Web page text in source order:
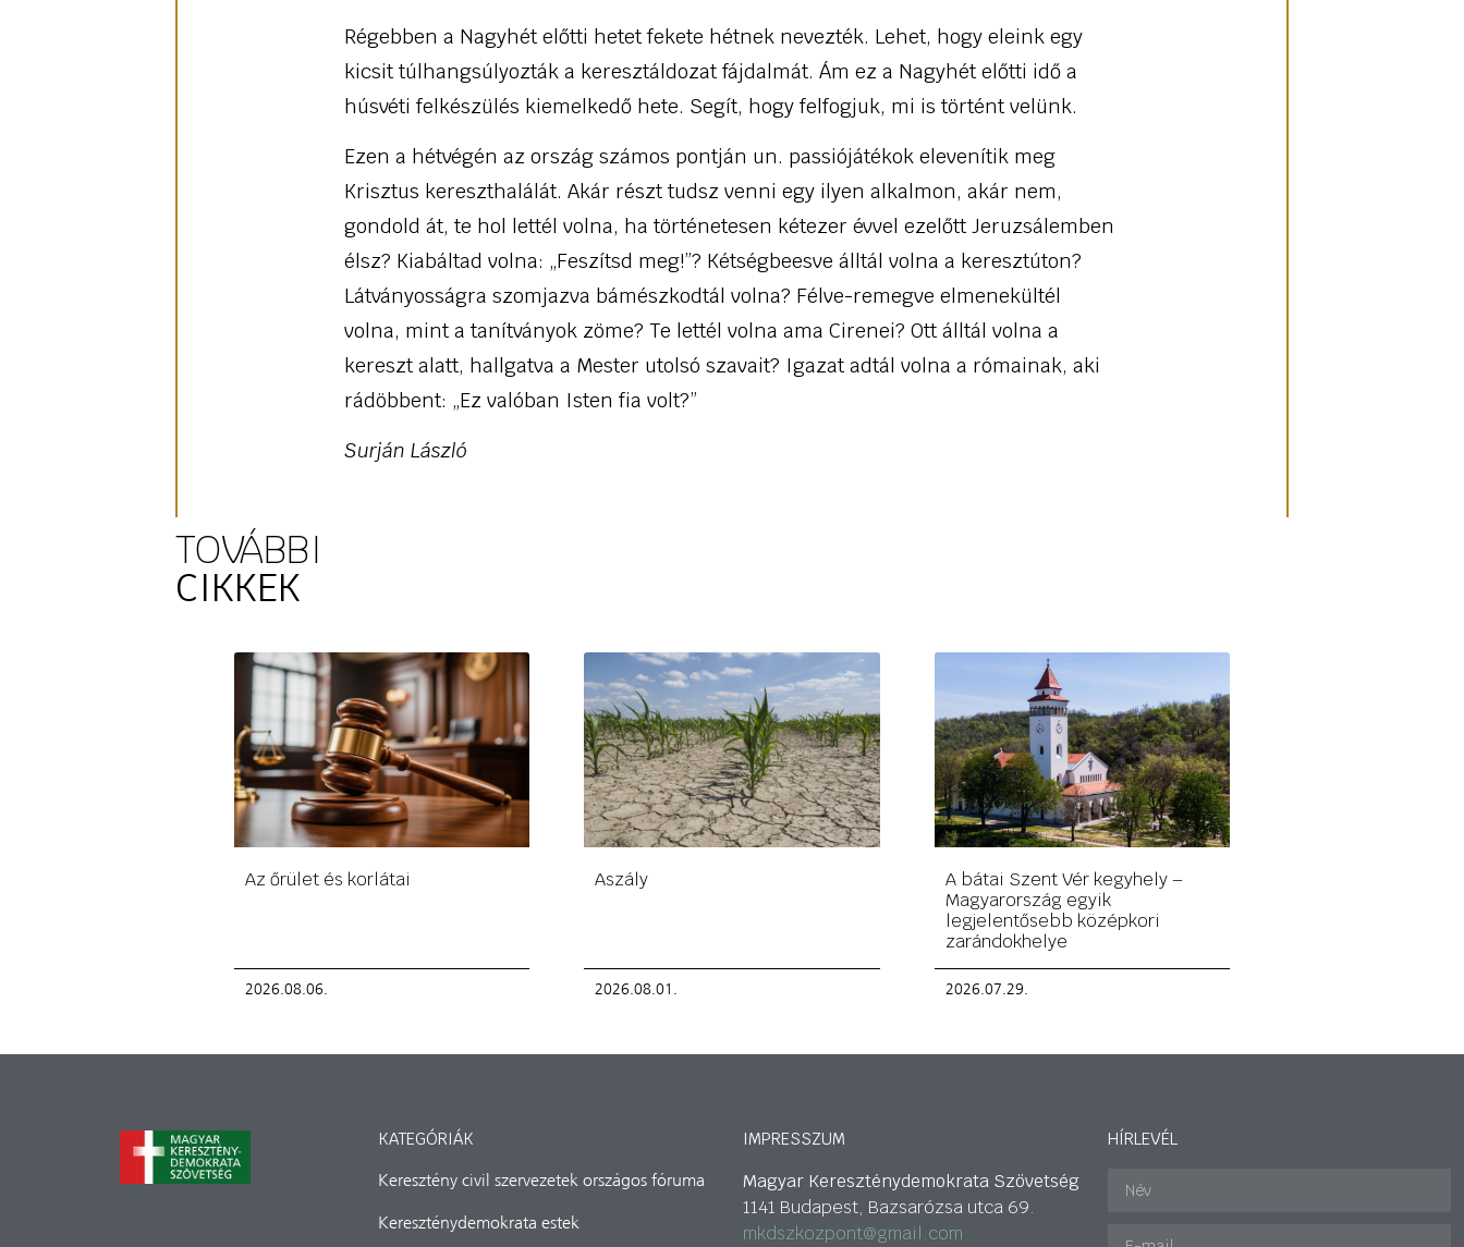
Régebben a Nagyhét előtti hetet fekete hétnek nevezték. Lehet, hogy eleink egy
kicsit túlhangsúlyozták a keresztáldozat fájdalmát. Ám ez a Nagyhét előtti idő a
húsvéti felkészülés kiemelkedő hete. Segít, hogy felfogjuk, mi is történt velünk.
Ezen a hétvégén az ország számos pontján un. passiójátékok elevenítik meg
Krisztus kereszthalálát. Akár részt tudsz venni egy ilyen alkalmon, akár nem,
gondold át, te hol lettél volna, ha történetesen kétezer évvel ezelőtt Jeruzsálemben
élsz? Kiabáltad volna: „Feszítsd meg!”? Kétségbeesve álltál volna a keresztúton?
Látványosságra szomjazva bámészkodtál volna? Félve-remegve elmenekültél
volna, mint a tanítványok zöme? Te lettél volna ama Cirenei? Ott álltál volna a
kereszt alatt, hallgatva a Mester utolsó szavait? Igazat adtál volna a rómainak, aki
rádöbbent: „Ez valóban Isten fia volt?”
Surján László
TOVÁBBI
CIKKEK
Az őrület és korlátai
2026.08.06.
Aszály
2026.08.01.
A bátai Szent Vér kegyhely –
Magyarország egyik
legjelentősebb középkori
zarándokhelye
2026.07.29.
KATEGÓRIÁK
Keresztény civil szervezetek országos fóruma
Kereszténydemokrata estek
IMPRESSZUM
Magyar Kereszténydemokrata Szövetség
1141 Budapest, Bazsarózsa utca 69.
mkdszkozpont@gmail.com
HÍRLEVÉL